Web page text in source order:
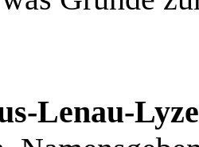
Lenau-